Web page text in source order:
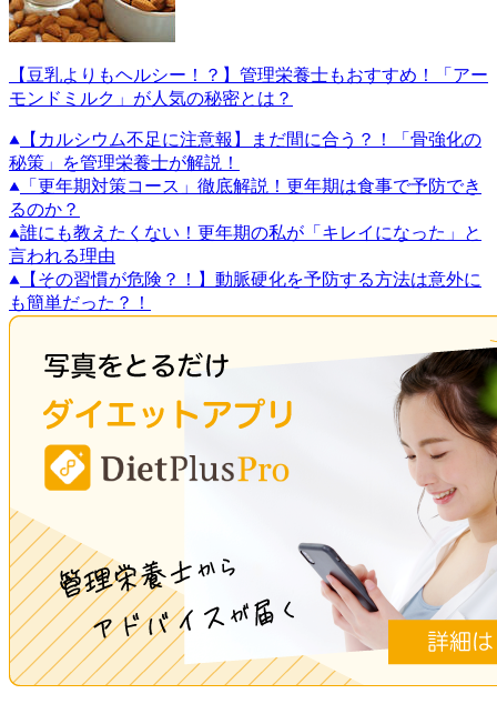
【豆乳よりもヘルシー！？】管理栄養士もおすすめ！「アー
モンドミルク」が人気の秘密とは？
【カルシウム不足に注意報】まだ間に合う？！「骨強化の
秘策」を管理栄養士が解説！
「更年期対策コース」徹底解説！更年期は食事で予防でき
るのか？
誰にも教えたくない！更年期の私が「キレイになった」と
言われる理由
【その習慣が危険？！】動脈硬化を予防する方法は意外に
も簡単だった？！